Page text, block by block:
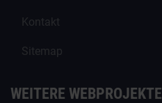
Kontakt
Sitemap
WEITERE WEBPROJEKTE